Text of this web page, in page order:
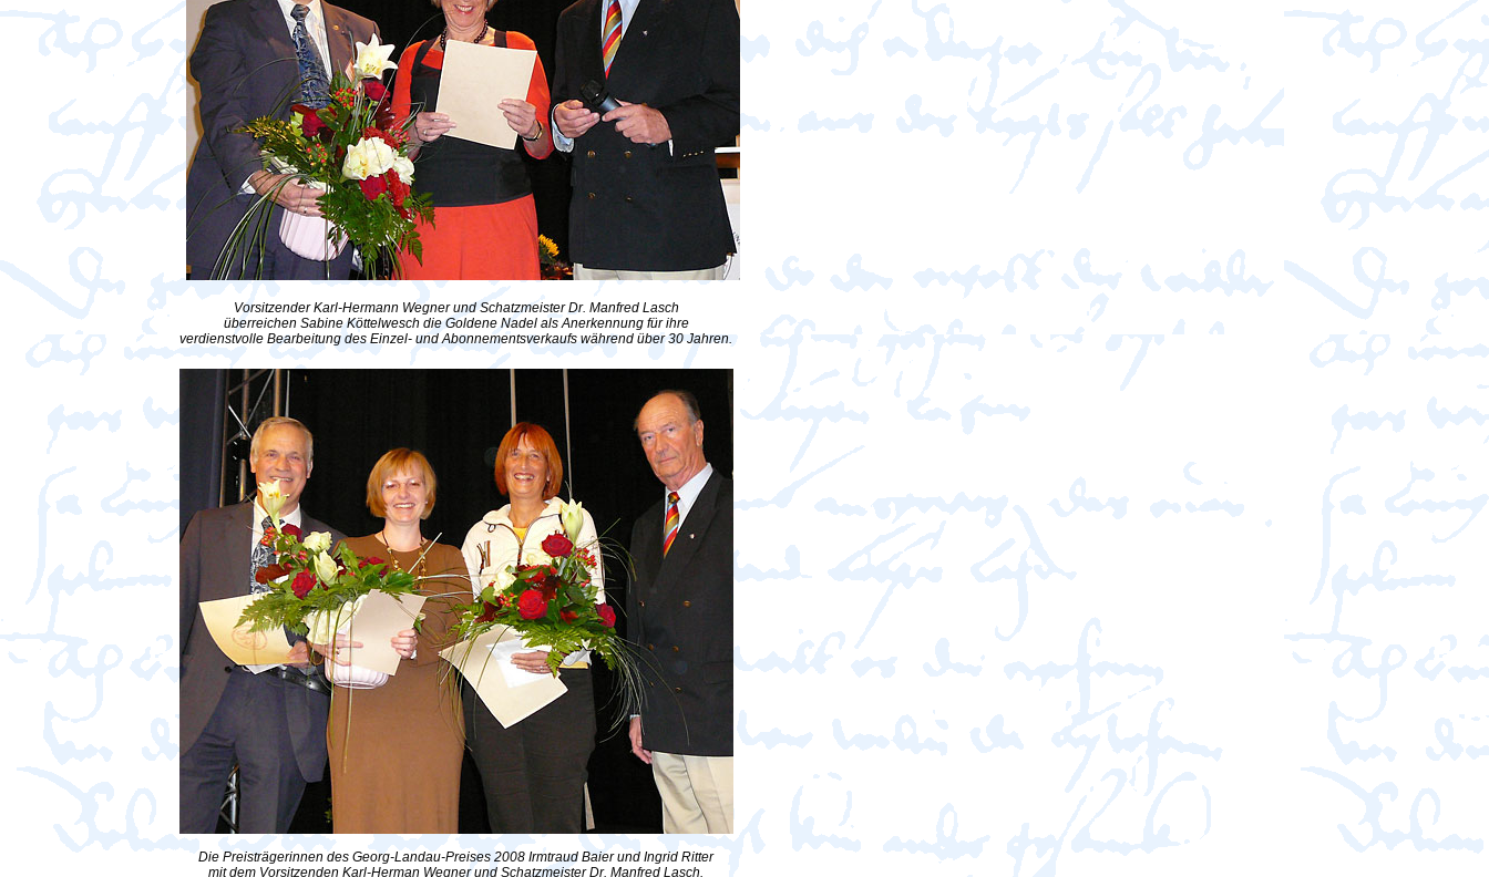
Vorsitzender Karl-Hermann Wegner und Schatzmeister Dr. Manfred Lasch
überreichen Sabine Köttelwesch die Goldene Nadel als Anerkennung für ihre
verdienstvolle Bearbeitung des Einzel- und Abonnementsverkaufs während über 30 Jahren.
Die Preisträgerinnen des Georg-Landau-Preises 2008 Irmtraud Baier und Ingrid Ritter
mit dem Vorsitzenden Karl-Herman Wegner und Schatzmeister Dr. Manfred Lasch.